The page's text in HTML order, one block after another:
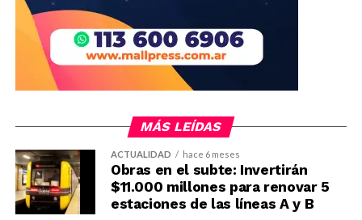
MÁS LEÍDAS
ACTUALIDAD hace 6 meses
Obras en el subte: Invertirán
$11.000 millones para renovar 5
estaciones de las líneas A y B